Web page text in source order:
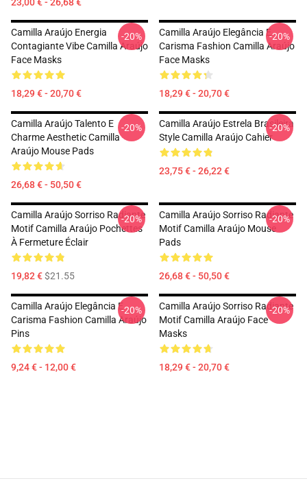
Camilla Araújo Energia
Contagiante Vibe Camilla Araújo
Face Masks
18,29 € - 20,70 €
-20%
Camilla Araújo Elegância E
Carisma Fashion Camilla Araújo
Face Masks
18,29 € - 20,70 €
-20%
Camilla Araújo Talento E
Charme Aesthetic Camilla
Araújo Mouse Pads
26,68 € - 50,50 €
-20%
Camilla Araújo Estrela Brasileira
Style Camilla Araújo Cahier
23,75 € - 26,22 €
-20%
Camilla Araújo Sorriso Radiante
Motif Camilla Araújo Pochettes
À Fermeture Éclair
19,82 €$21.55
-20%
Camilla Araújo Sorriso Radiante
Motif Camilla Araújo Mouse
Pads
26,68 € - 50,50 €
-20%
Camilla Araújo Elegância E
Carisma Fashion Camilla Araújo
Pins
9,24 € - 12,00 €
-20%
Camilla Araújo Sorriso Radiante
Motif Camilla Araújo Face
Masks
18,29 € - 20,70 €
-20%